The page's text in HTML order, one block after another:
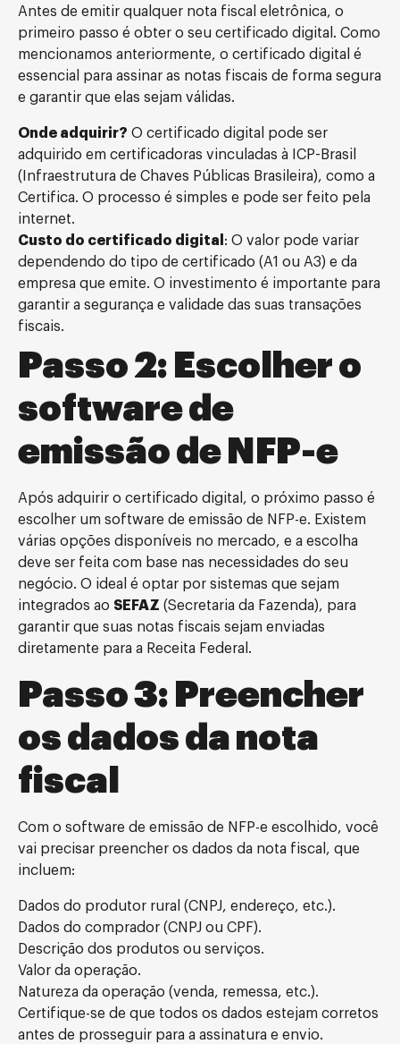
Antes de emitir qualquer nota fiscal eletrônica, o
primeiro passo é obter o seu certificado digital. Como
mencionamos anteriormente, o certificado digital é
essencial para assinar as notas fiscais de forma segura
e garantir que elas sejam válidas.
Onde adquirir? O certificado digital pode ser
adquirido em certificadoras vinculadas à ICP-Brasil
(Infraestrutura de Chaves Públicas Brasileira), como a
Certifica. O processo é simples e pode ser feito pela
internet.
Custo do certificado digital : O valor pode variar
dependendo do tipo de certificado (A1 ou A3) e da
empresa que emite. O investimento é importante para
garantir a segurança e validade das suas transações
fiscais.
Passo 2: Escolher o
software de
emissão de NFP-e
Após adquirir o certificado digital, o próximo passo é
escolher um software de emissão de NFP-e. Existem
várias opções disponíveis no mercado, e a escolha
deve ser feita com base nas necessidades do seu
negócio. O ideal é optar por sistemas que sejam
integrados ao SEFAZ (Secretaria da Fazenda), para
garantir que suas notas fiscais sejam enviadas
diretamente para a Receita Federal.
Passo 3: Preencher
os dados da nota
fiscal
Com o software de emissão de NFP-e escolhido, você
vai precisar preencher os dados da nota fiscal, que
incluem:
Dados do produtor rural (CNPJ, endereço, etc.).
Dados do comprador (CNPJ ou CPF).
Descrição dos produtos ou serviços.
Valor da operação.
Natureza da operação (venda, remessa, etc.).
Certifique-se de que todos os dados estejam corretos
antes de prosseguir para a assinatura e envio.